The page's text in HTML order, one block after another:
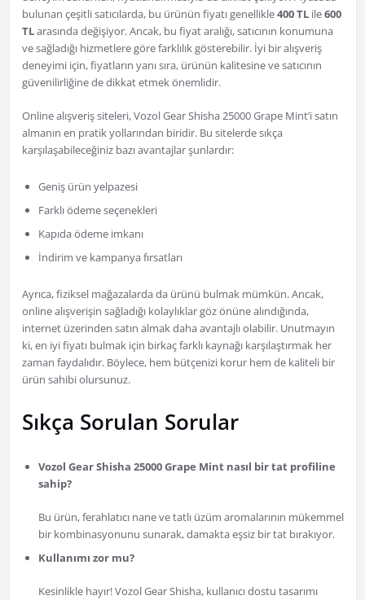
bulunan çeşitli satıcılarda, bu ürünün fiyatı genellikle400 TLile600
TLarasında değişiyor. Ancak, bu fiyat aralığı, satıcının konumuna
ve sağladığı hizmetlere göre farklılık gösterebilir. İyi bir alışveriş
deneyimi için, fiyatların yanı sıra, ürünün kalitesine ve satıcının
güvenilirliğine de dikkat etmek önemlidir.
Online alışveriş siteleri, Vozol Gear Shisha 25000 Grape Mint’i satın
almanın en pratik yollarından biridir. Bu sitelerde sıkça
karşılaşabileceğiniz bazı avantajlar şunlardır:
Geniş ürün yelpazesi
Farklı ödeme seçenekleri
Kapıda ödeme imkanı
İndirim ve kampanya fırsatları
Ayrıca, fiziksel mağazalarda da ürünü bulmak mümkün. Ancak,
online alışverişin sağladığı kolaylıklar göz önüne alındığında,
internet üzerinden satın almak daha avantajlı olabilir. Unutmayın
ki, en iyi fiyatı bulmak için birkaç farklı kaynağı karşılaştırmak her
zaman faydalıdır. Böylece, hem bütçenizi korur hem de kaliteli bir
ürün sahibi olursunuz.
Sıkça Sorulan Sorular
Vozol Gear Shisha 25000 Grape Mint nasıl bir tat profiline
sahip?
Bu ürün, ferahlatıcı nane ve tatlı üzüm aromalarının mükemmel
bir kombinasyonunu sunarak, damakta eşsiz bir tat bırakıyor.
Kullanımı zor mu?
Kesinlikle hayır! Vozol Gear Shisha, kullanıcı dostu tasarımı